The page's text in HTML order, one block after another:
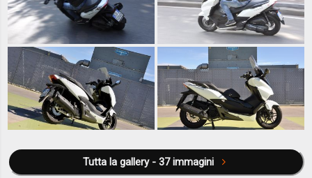
Tutta la gallery - 37 immagini